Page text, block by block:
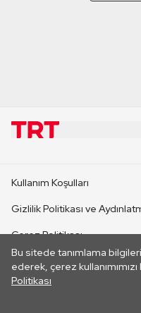
Bu sitede tanımlama
ederek, çerez
Politikası
CANLI YAYINLAR
Kullanım Koşulları
Gizlilik Politikası ve
Çerez Politikası
İletişim
Her hakkı saklıdır. ©2026